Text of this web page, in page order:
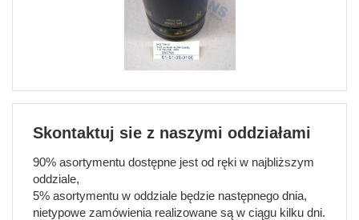
Skontaktuj sie z naszymi oddziałami
90% asortymentu dostępne jest od ręki w najbliższym
oddziale,
5% asortymentu w oddziale będzie następnego dnia,
nietypowe zamówienia realizowane są w ciągu kilku dni.